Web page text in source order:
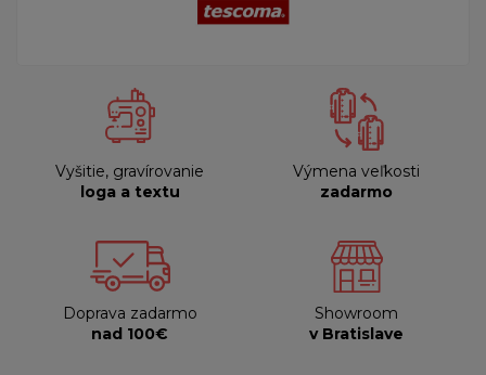
Vyšitie, gravírovanie
loga a textu
Výmena veľkosti
zadarmo
Doprava zadarmo
nad 100€
Showroom
v Bratislave